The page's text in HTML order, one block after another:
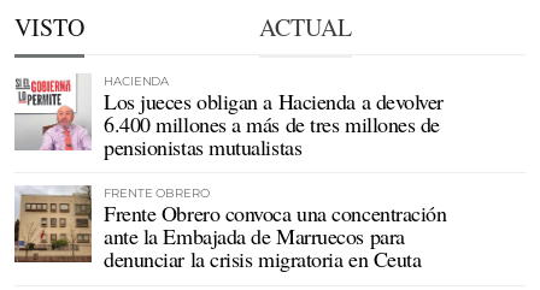
VISTO ACTUAL
HACIENDA
Los jueces obligan a Hacienda a devolver
6.400 millones a más de tres millones de
pensionistas mutualistas
FRENTE OBRERO
Frente Obrero convoca una concentración
ante la Embajada de Marruecos para
denunciar la crisis migratoria en Ceuta